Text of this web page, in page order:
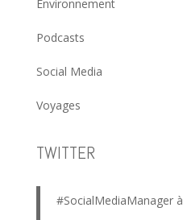
Environnement
Podcasts
Social Media
Voyages
TWITTER
#SocialMediaManagerà